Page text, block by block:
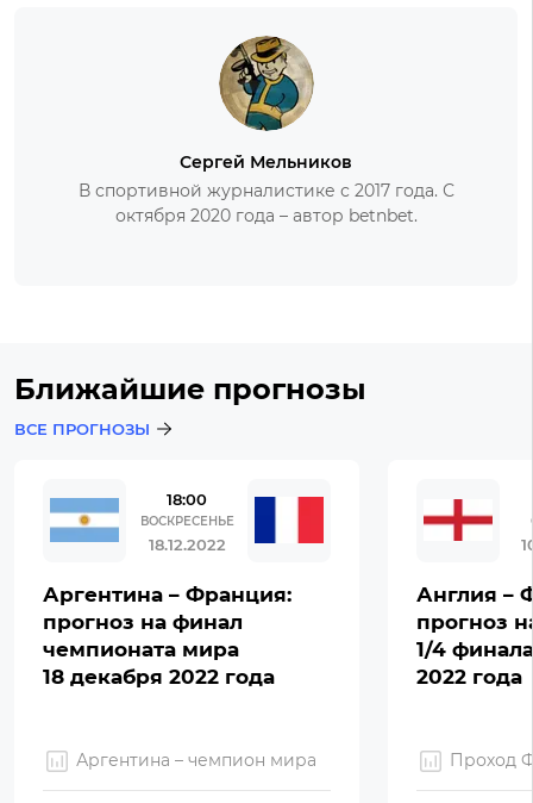
Сергей Мельников
В спортивной журналистике с 2017 года. С
октября 2020 года – автор betnbet.
Ближайшие прогнозы
ВСЕ ПРОГНОЗЫ
18:00
ВОСКРЕСЕНЬЕ
18.12.2022
Аргентина – Франция:
прогноз на финал
чемпионата мира
18 декабря 2022 года
Аргентина – чемпион мира
Англия –
прогноз
1/4
2022 года
Проход